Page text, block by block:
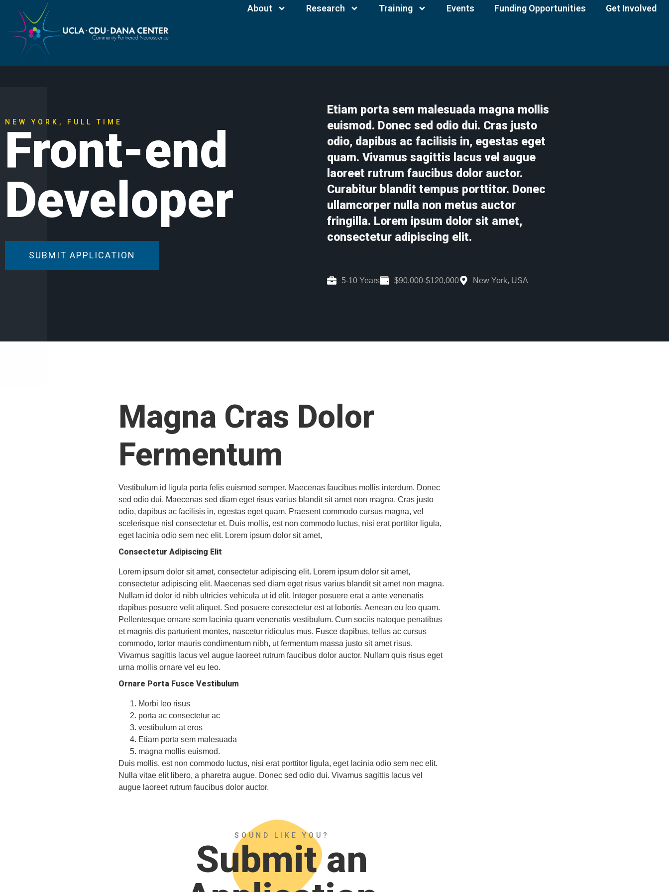
About Research Training Events Funding Opportunities Get Involved
NEW YORK, FULL TIME
Front-end
Developer
SUBMIT APPLICATION
Etiam porta sem malesuada magna mollis
euismod. Donec sed odio dui. Cras justo
odio, dapibus ac facilisis in, egestas eget
quam. Vivamus sagittis lacus vel augue
laoreet rutrum faucibus dolor auctor.
Curabitur blandit tempus porttitor. Donec
ullamcorper nulla non metus auctor
fringilla. Lorem ipsum dolor sit amet,
consectetur adipiscing elit.
5-10 Years $90,000-$120,000 New York, USA
Magna Cras Dolor
Fermentum​
Vestibulum id ligula porta felis euismod semper. Maecenas faucibus mollis interdum. Donec
sed odio dui. Maecenas sed diam eget risus varius blandit sit amet non magna. Cras justo
odio, dapibus ac facilisis in, egestas eget quam. Praesent commodo cursus magna, vel
scelerisque nisl consectetur et. Duis mollis, est non commodo luctus, nisi erat porttitor ligula,
eget lacinia odio sem nec elit. Lorem ipsum dolor sit amet,
Consectetur Adipiscing Elit
Lorem ipsum dolor sit amet, consectetur adipiscing elit. Lorem ipsum dolor sit amet,
consectetur adipiscing elit. Maecenas sed diam eget risus varius blandit sit amet non magna.
Nullam id dolor id nibh ultricies vehicula ut id elit. Integer posuere erat a ante venenatis
dapibus posuere velit aliquet. Sed posuere consectetur est at lobortis. Aenean eu leo quam.
Pellentesque ornare sem lacinia quam venenatis vestibulum. Cum sociis natoque penatibus
et magnis dis parturient montes, nascetur ridiculus mus. Fusce dapibus, tellus ac cursus
commodo, tortor mauris condimentum nibh, ut fermentum massa justo sit amet risus.
Vivamus sagittis lacus vel augue laoreet rutrum faucibus dolor auctor. Nullam quis risus eget
urna mollis ornare vel eu leo.
Ornare Porta Fusce Vestibulum
Morbi leo risus
porta ac consectetur ac
vestibulum at eros
Etiam porta sem malesuada
magna mollis euismod.
Duis mollis, est non commodo luctus, nisi erat porttitor ligula, eget lacinia odio sem nec elit.
Nulla vitae elit libero, a pharetra augue. Donec sed odio dui. Vivamus sagittis lacus vel
augue laoreet rutrum faucibus dolor auctor.
SOUND LIKE YOU?
Submit an